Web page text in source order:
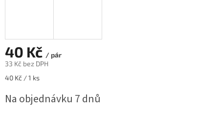
40 Kč / pár
33 Kč bez DPH
Měrná
40 Kč / 1 ks
Na objednávku 7 dnů